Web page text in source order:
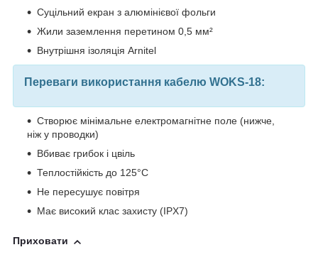
Суцільний екран з алюмінієвої фольги
Жили заземлення перетином 0,5 мм²
Внутрішня ізоляція Arnitel
Переваги використання кабелю WOKS-18:
Створює мінімальне електромагнітне поле (нижче,
ніж у проводки)
Вбиває грибок і цвіль
Теплостійкість до 125°С
Не пересушує повітря
Має високий клас захисту (IPX7)
Приховати